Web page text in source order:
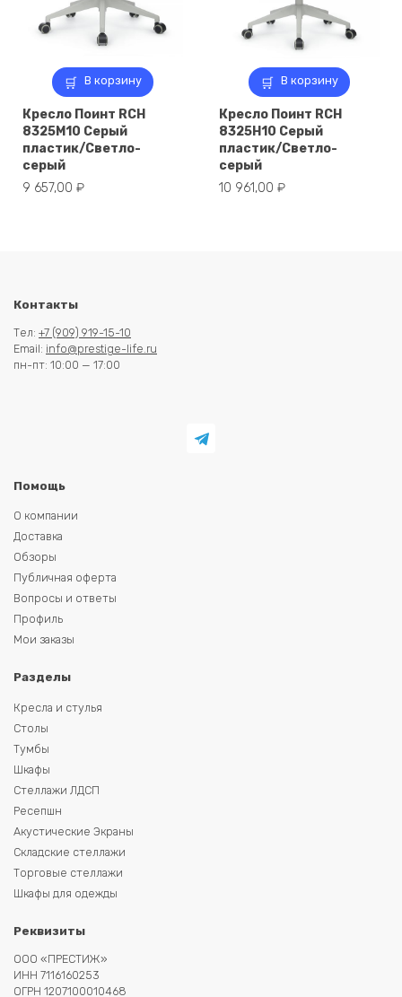
В корзину
Кресло Поинт RCH
8325M10 Серый
пластик/Светло-
серый
9 657,00 ₽
В корзину
Кресло Поинт RCH
8325H10 Серый
пластик/Светло-
серый
10 961,00 ₽
Контакты
Тел: +7 (909) 919-15-10
Email: info@prestige-life.ru
пн-пт: 10:00 — 17:00
Помощь
О компании
Доставка
Обзоры
Публичная оферта
Вопросы и ответы
Профиль
Мои заказы
Разделы
Кресла и стулья
Столы
Тумбы
Шкафы
Стеллажи ЛДСП
Ресепшн
Акустические Экраны
Складские стеллажи
Торговые стеллажи
Шкафы для одежды
Реквизиты
ООО «ПРЕСТИЖ»
ИНН 7116160253
ОГРН 1207100010468